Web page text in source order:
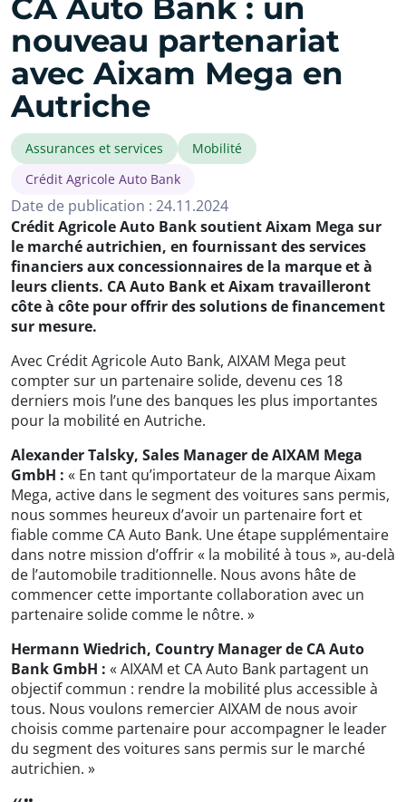
CA Auto Bank : un
nouveau partenariat
avec Aixam Mega en
Autriche
Assurances et services
Mobilité
Crédit Agricole Auto Bank
Date de publication : 24.11.2024
Crédit Agricole Auto Bank soutient Aixam Mega sur
le marché autrichien, en fournissant des services
financiers aux concessionnaires de la marque et à
leurs clients. CA Auto Bank et Aixam travailleront
côte à côte pour offrir des solutions de financement
sur mesure.
Avec Crédit Agricole Auto Bank, AIXAM Mega peut
compter sur un partenaire solide, devenu ces 18
derniers mois l’une des banques les plus importantes
pour la mobilité en Autriche.
Alexander Talsky, Sales Manager de AIXAM Mega
GmbH : « En tant qu’importateur de la marque Aixam
Mega, active dans le segment des voitures sans permis,
nous sommes heureux d’avoir un partenaire fort et
fiable comme CA Auto Bank. Une étape supplémentaire
dans notre mission d’offrir « la mobilité à tous », au-delà
de l’automobile traditionnelle. Nous avons hâte de
commencer cette importante collaboration avec un
partenaire solide comme le nôtre. »
Hermann Wiedrich, Country Manager de CA Auto
Bank GmbH : « AIXAM et CA Auto Bank partagent un
objectif commun : rendre la mobilité plus accessible à
tous. Nous voulons remercier AIXAM de nous avoir
choisis comme partenaire pour accompagner le leader
du segment des voitures sans permis sur le marché
autrichien. »